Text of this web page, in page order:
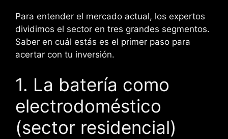
Para entender el mercado actual, los expertos
dividimos el sector en tres grandes segmentos.
Saber en cuál estás es el primer paso para
acertar con tu inversión.
1. La batería como
electrodoméstico
(sector residencial)